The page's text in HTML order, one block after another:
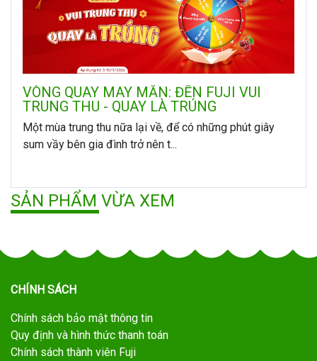
VÒNG QUAY MAY MẮN: ĐẾN FUJI VUI
TRUNG THU - QUAY LÀ TRÚNG
Một mùa trung thu nữa lại về, để có những phút giây
sum vầy bên gia đình trở nên t...
SẢN PHẨM VỪA XEM
CHÍNH SÁCH
Chính sách bảo mật thông tin
Quy định và hình thức thanh toán
Chính sách thành viên Fuji